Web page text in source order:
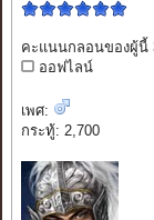
คะแนนกลอนของผู้นี้
ออฟไลน์
เพศ:
กระทู้: 2,700